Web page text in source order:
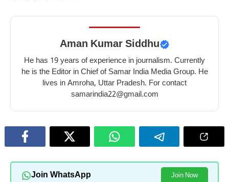
Aman Kumar Siddhu
He has 19 years of experience in journalism. Currently
he is the Editor in Chief of Samar India Media Group. He
lives in Amroha, Uttar Pradesh. For contact
samarindia22@gmail.com
Join WhatsApp Join Now